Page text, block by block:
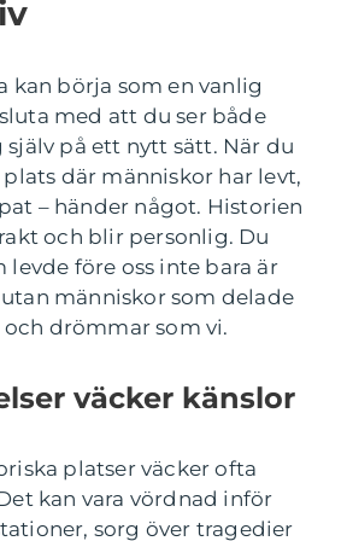
kan börja som en vanlig
med att du ser både
på ett nytt sätt. När du
plats där människor har levt,
– händer något. Historien
och blir personlig. Du
levde före oss inte bara är
människor som delade
drömmar som vi.
väcker känslor
platser väcker ofta
kan vara vördnad inför
sorg över tragedier